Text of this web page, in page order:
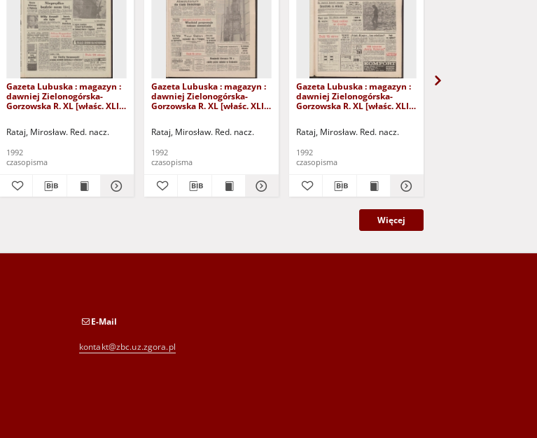
Gazeta Lubuska : magazyn :
dawniej Zielonogórska-
Gorzowska R. XL [właśc. XLI],
Rataj, Mirosław. Red. nacz.
1992
czasopisma
Gazeta Lubuska : magazyn :
dawniej Zielonogórska-
Gorzowska R. XL [właśc. XLI],
Rataj, Mirosław. Red. nacz.
1992
czasopisma
Gazeta Lubuska : magazyn :
dawniej Zielonogórska-
Gorzowska R. XL [właśc. XLI],
Rataj, Mirosław. Red. nacz.
1992
czasopisma
Więcej
E-Mail
kontakt@zbc.uz.zgora.pl